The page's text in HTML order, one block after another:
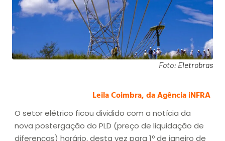
Foto: Eletrobras
Leila Coimbra, da Agência iNFRA
O setor elétrico ficou dividido com a notícia da
nova postergação do PLD (preço de liquidação de
diferenças) horário, desta vez para 1º de janeiro de